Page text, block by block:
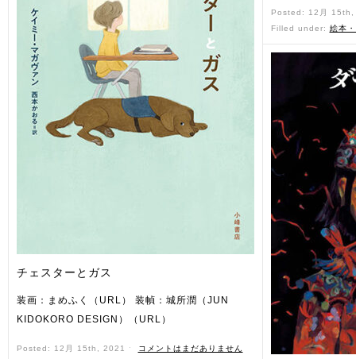
チェスターとガス
装画：まめふく（URL） 装幀：城所潤（JUN
KIDOKORO DESIGN）（URL）
Posted: 12月 15th, 2021 ˑ
コメントはまだありません
Posted: 12月
Filled under: 絵本